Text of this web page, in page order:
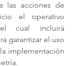
las acciones de
el operativo
el cual incluirá
garantizar el uso
implementación